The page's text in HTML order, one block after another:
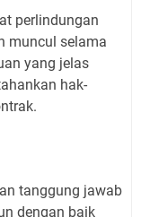
perlindungan
muncul selama
yang jelas
hak-
tanggung jawab
dengan baik